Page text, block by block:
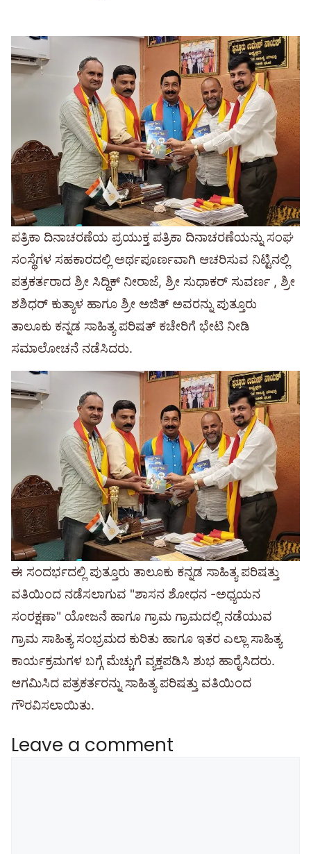
ಪತ್ರಿಕಾ ದಿನಾಚರಣೆಯ ಪ್ರಯುಕ್ತ ಪತ್ರಿಕಾ ದಿನಾಚರಣೆಯನ್ನು ಸಂಘ
ಸಂಸ್ಥೆಗಳ ಸಹಕಾರದಲ್ಲಿ ಅರ್ಥಪೂರ್ಣವಾಗಿ ಆಚರಿಸುವ ನಿಟ್ಟಿನಲ್ಲಿ
ಪತ್ರಕರ್ತರಾದ ಶ್ರೀ ಸಿದ್ದಿಕ್ ನೀರಾಜೆ, ಶ್ರೀ ಸುಧಾಕರ್ ಸುವರ್ಣ , ಶ್ರೀ
ಶಶಿಧರ್ ಕುತ್ಯಾಳ ಹಾಗೂ ಶ್ರೀ ಅಜಿತ್ ಅವರನ್ನು ಪುತ್ತೂರು
ತಾಲೂಕು ಕನ್ನಡ ಸಾಹಿತ್ಯ ಪರಿಷತ್ ಕಚೇರಿಗೆ ಭೇಟಿ ನೀಡಿ
ಸಮಾಲೋಚನೆ ನಡೆಸಿದರು.
ಈ ಸಂದರ್ಭದಲ್ಲಿ ಪುತ್ತೂರು ತಾಲೂಕು ಕನ್ನಡ ಸಾಹಿತ್ಯ ಪರಿಷತ್ತು
ವತಿಯಿಂದ ನಡೆಸಲಾಗುವ "ಶಾಸನ ಶೋಧನ -ಅಧ್ಯಯನ
ಸಂರಕ್ಷಣಾ" ಯೋಜನೆ ಹಾಗೂ ಗ್ರಾಮ ಗ್ರಾಮದಲ್ಲಿ ನಡೆಯುವ
ಗ್ರಾಮ ಸಾಹಿತ್ಯ ಸಂಭ್ರಮದ ಕುರಿತು ಹಾಗೂ ಇತರ ಎಲ್ಲಾ ಸಾಹಿತ್ಯ
ಕಾರ್ಯಕ್ರಮಗಳ ಬಗ್ಗೆ ಮೆಚ್ಚುಗೆ ವ್ಯಕ್ತಪಡಿಸಿ ಶುಭ ಹಾರೈಸಿದರು.
ಆಗಮಿಸಿದ ಪತ್ರಕರ್ತರನ್ನು ಸಾಹಿತ್ಯ ಪರಿಷತ್ತು ವತಿಯಿಂದ
ಗೌರವಿಸಲಾಯಿತು.
Leave a comment